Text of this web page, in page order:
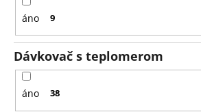
áno 9
Dávkovač s teplomerom
áno 38